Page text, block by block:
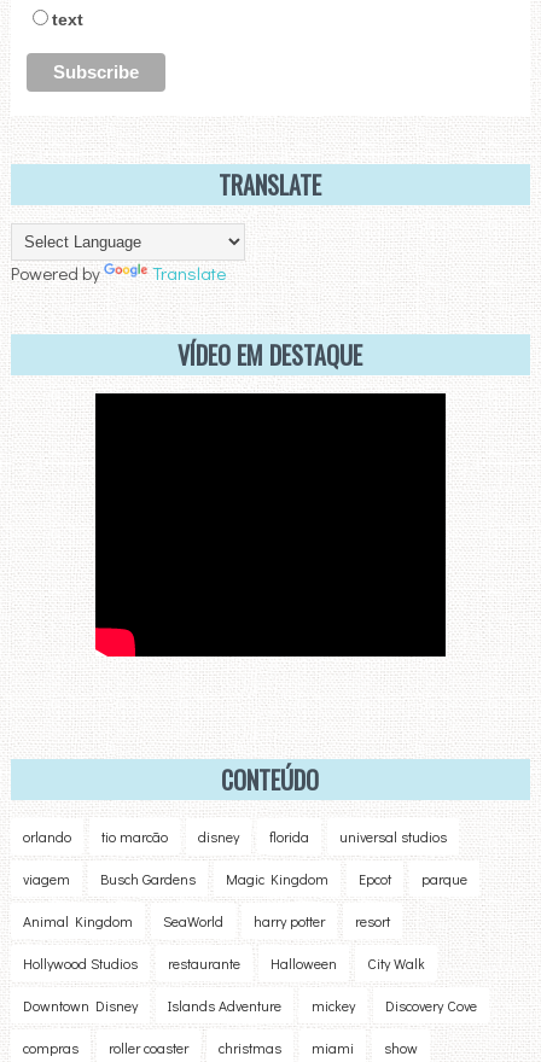
text
TRANSLATE
Powered by Translate
VÍDEO EM DESTAQUE
CONTEÚDO
orlando tio marcão disney florida universal studios
viagem Busch Gardens Magic Kingdom Epcot parque
Animal Kingdom SeaWorld harry potter resort
Hollywood Studios restaurante Halloween City Walk
Downtown Disney Islands Adventure mickey Discovery Cove
compras roller coaster christmas miami show